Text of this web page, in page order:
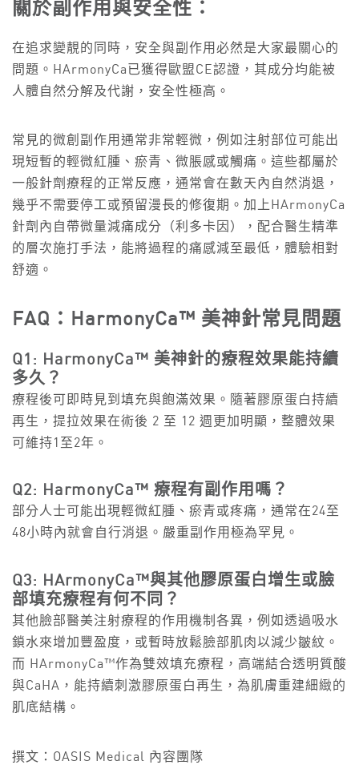
關於副作用與安全性：
在追求變靚的同時，安全與副作用必然是大家最關心的
問題。HArmonyCa已獲得歐盟CE認證，其成分均能被
人體自然分解及代謝，安全性極高。
常見的微創副作用通常非常輕微，例如注射部位可能出
現短暫的輕微紅腫、瘀青、微脹感或觸痛。這些都屬於
一般針劑療程的正常反應，通常會在數天內自然消退，
幾乎不需要停工或預留漫長的修復期。加上HArmonyCa
針劑內自帶微量減痛成分（利多卡因），配合醫生精準
的層次施打手法，能將過程的痛感減至最低，體驗相對
舒適。
FAQ：HarmonyCa™ 美神針常見問題
Q1: HarmonyCa™ 美神針的療程效果能持續
多久？
療程後可即時見到填充與飽滿效果。隨著膠原蛋白持續
再生，提拉效果在術後 2 至 12 週更加明顯，整體效果
可維持1至2年。
Q2: HarmonyCa™ 療程有副作用嗎？
部分人士可能出現輕微紅腫、瘀青或疼痛，通常在24至
48小時內就會自行消退。嚴重副作用極為罕見。
Q3: HArmonyCa™與其他膠原蛋白增生或臉
部填充療程有何不同？
其他臉部醫美注射療程的作用機制各異，例如透過吸水
鎖水來增加豐盈度，或暫時放鬆臉部肌肉以減少皺紋。
而 HArmonyCa™作為雙效填充療程，高端結合透明質酸
與CaHA，能持續刺激膠原蛋白再生，為肌膚重建細緻的
肌底結構。
撰文：OASIS Medical 內容團隊